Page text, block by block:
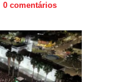
0 comentários